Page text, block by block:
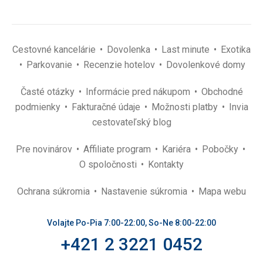
Cestovné kancelárie Dovolenka Last minute
Exotika
Parkovanie
Recenzie hotelov Dovolenkové domy
Časté otázky Informácie pred nákupom
Obchodné
podmienky
Fakturačné údaje Možnosti platby
Invia
cestovateľský blog
Pre novinárov Affiliate program Kariéra
Pobočky
O spoločnosti
Kontakty
Ochrana súkromia Nastavenie súkromia Mapa webu
Volajte Po-Pia 7:00-22:00, So-Ne 8:00-22:00
+421 2 3221 0452